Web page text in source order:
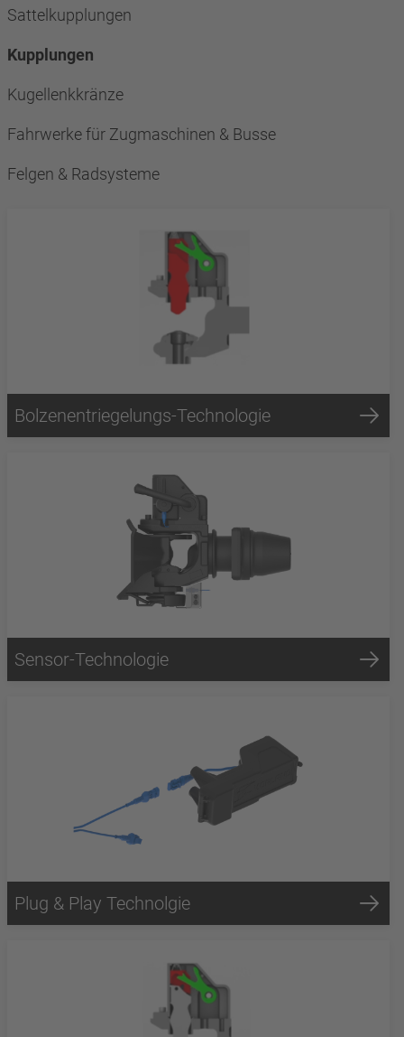
Sattelkupplungen
Kupplungen
Kugellenkkränze
Fahrwerke für Zugmaschinen & Busse
Felgen & Radsysteme
Bolzenentriegelungs-Technologie
Sensor-Technologie
Plug & Play Technolgie